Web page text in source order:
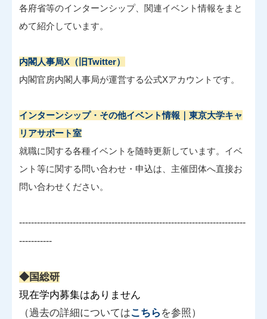
各府省等のインターンシップ、関連イベント情報をまと
めて紹介しています。
内閣人事局X（旧Twitter）
内閣官房内閣人事局が運営する公式Xアカウントです。
インターンシップ・その他イベント情報｜東京大学キャ
リアサポート室
就職に関する各種イベントを随時更新しています。イベ
ント等に関する問い合わせ・申込は、主催団体へ直接お
問い合わせください。
----------------------------------------------------------------------------
-----------
◆国総研
現在学内募集はありません
（過去の詳細についてはこちら を参照）